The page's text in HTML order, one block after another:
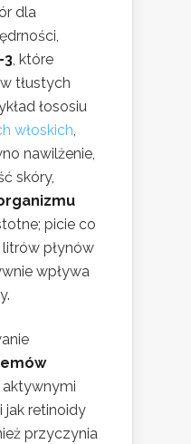
dla
3, które
tłustych
łososiu
włoskich,
nawilżenie,
skóry,
picie co
płynów
wpływa
aktywnymi
jak retinoidy
przyczynia